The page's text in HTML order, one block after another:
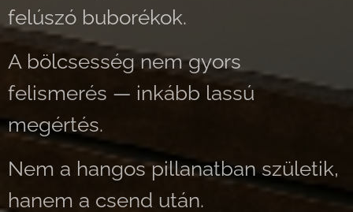
felúszó buborékok.
A bölcsesség nem gyors
felismerés — inkább lassú
megértés.
Nem a hangos pillanatban születik,
hanem a csend után.